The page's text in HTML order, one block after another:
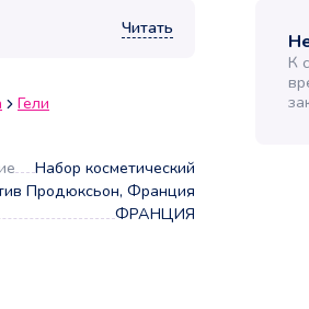
Читать
Гели
Набор косметический
Продюксьон, Франция
ФРАНЦИЯ
К